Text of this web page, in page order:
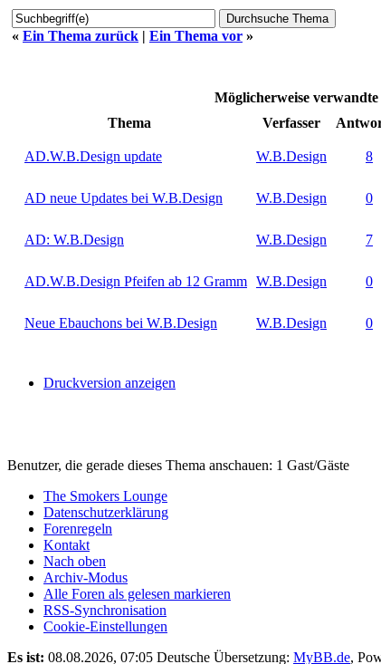
« Ein Thema zurück | Ein Thema vor »
Möglicherweise verwandte
Thema
Verfasser
AD.W.B.Design update W.B.Design 8
AD neue Updates bei W.B.Design W.B.Design 0
AD: W.B.Design W.B.Design 7
AD.W.B.Design Pfeifen ab 12 Gramm W.B.Design 0
Neue Ebauchons bei W.B.Design W.B.Design 0
Druckversion anzeigen
Benutzer, die gerade dieses Thema anschauen: 1 Gast/Gäste
The Smokers Lounge
Datenschutzerklärung
Forenregeln
Kontakt
Nach oben
Archiv-Modus
Alle Foren als gelesen markieren
RSS-Synchronisation
Cookie-Einstellungen
Es ist: 08.08.2026, 07:05 Deutsche Übersetzung: MyBB.de,